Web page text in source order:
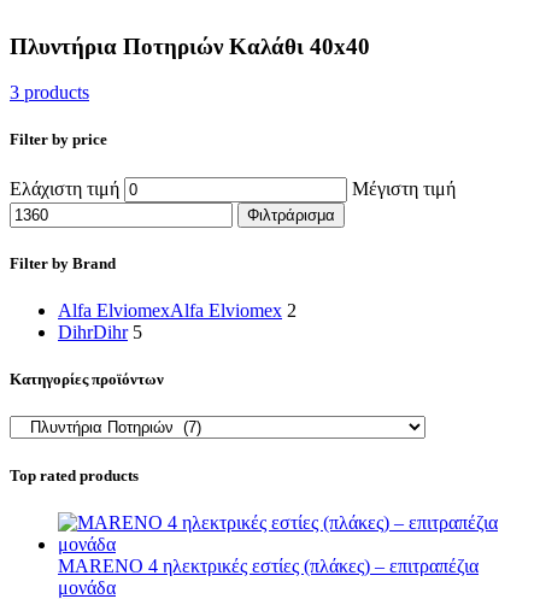
Πλυντήρια Ποτηριών Καλάθι 40x40
3 products
Filter by price
Ελάχιστη τιμή Μέγιστη τιμή
Φιλτράρισμα
Filter by Brand
Alfa ElviomexAlfa Elviomex 2
DihrDihr 5
Κατηγορίες προϊόντων
Top rated products
MARENO 4 ηλεκτρικές εστίες (πλάκες) – επιτραπέζια
μονάδα